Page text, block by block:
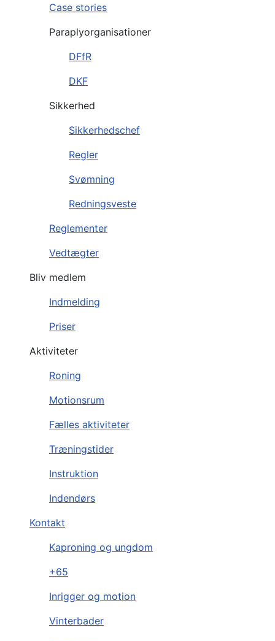
Case stories
Paraplyorganisationer
DFfR
DKF
Sikkerhed
Sikkerhedschef
Regler
Svømning
Redningsveste
Reglementer
Vedtægter
Bliv medlem
Indmelding
Priser
Aktiviteter
Roning
Motionsrum
Fælles aktiviteter
Træningstider
Instruktion
Indendørs
Kontakt
Kaproning og ungdom
+65
Inrigger og motion
Vinterbader